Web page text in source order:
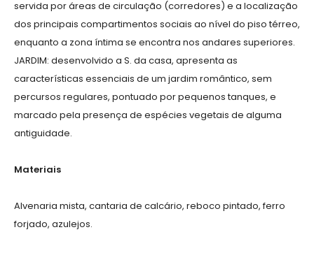
servida por áreas de circulação (corredores) e a localização
dos principais compartimentos sociais ao nível do piso térreo,
enquanto a zona íntima se encontra nos andares superiores.
JARDIM: desenvolvido a S. da casa, apresenta as
características essenciais de um jardim romântico, sem
percursos regulares, pontuado por pequenos tanques, e
marcado pela presença de espécies vegetais de alguma
antiguidade.
Materiais
Alvenaria mista, cantaria de calcário, reboco pintado, ferro
forjado, azulejos.